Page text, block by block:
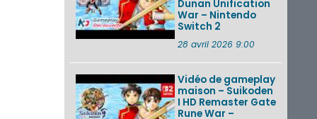
Dunan Unification
War – Nintendo
Switch 2
28 avril 2026 9:00
Vidéo de gameplay
maison – Suikoden
I HD Remaster Gate
Rune War –